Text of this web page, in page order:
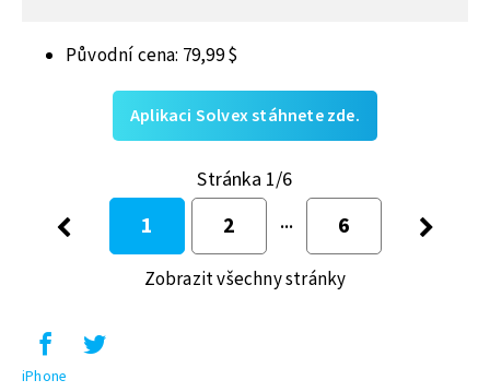
Původní cena: 79,99 $
Aplikaci Solvex stáhnete zde.
1 2 6
Stránka 1/6
Zobrazit všechny stránky
iPhone